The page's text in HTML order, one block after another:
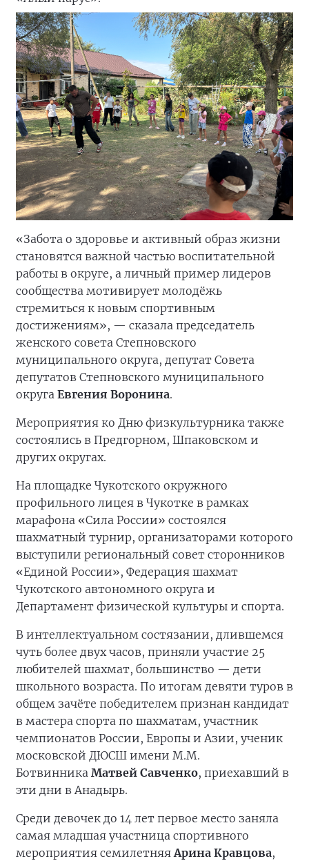
«Забота о здоровье и активный образ жизни
становятся важной частью воспитательной
работы в округе, а личный пример лидеров
сообщества мотивирует молодёжь
стремиться к новым спортивным
достижениям», — сказала председатель
женского совета Степновского
муниципального округа, депутат Совета
депутатов Степновского муниципального
округа Евгения Воронина.
Мероприятия ко Дню физкультурника также
состоялись в Предгорном, Шпаковском и
других округах.
На площадке Чукотского окружного
профильного лицея в Чукотке в рамках
марафона «Сила России» состоялся
шахматный турнир, организаторами которого
выступили региональный совет сторонников
«Единой России», Федерация шахмат
Чукотского автономного округа и
Департамент физической культуры и спорта.
В интеллектуальном состязании, длившемся
чуть более двух часов, приняли участие 25
любителей шахмат, большинство — дети
школьного возраста. По итогам девяти туров в
общем зачёте победителем признан кандидат
в мастера спорта по шахматам, участник
чемпионатов России, Европы и Азии, ученик
московской ДЮСШ имени М.М.
Ботвинника Матвей Савченко, приехавший в
эти дни в Анадырь.
Среди девочек до 14 лет первое место заняла
самая младшая участница спортивного
мероприятия семилетняяАрина Кравцова,